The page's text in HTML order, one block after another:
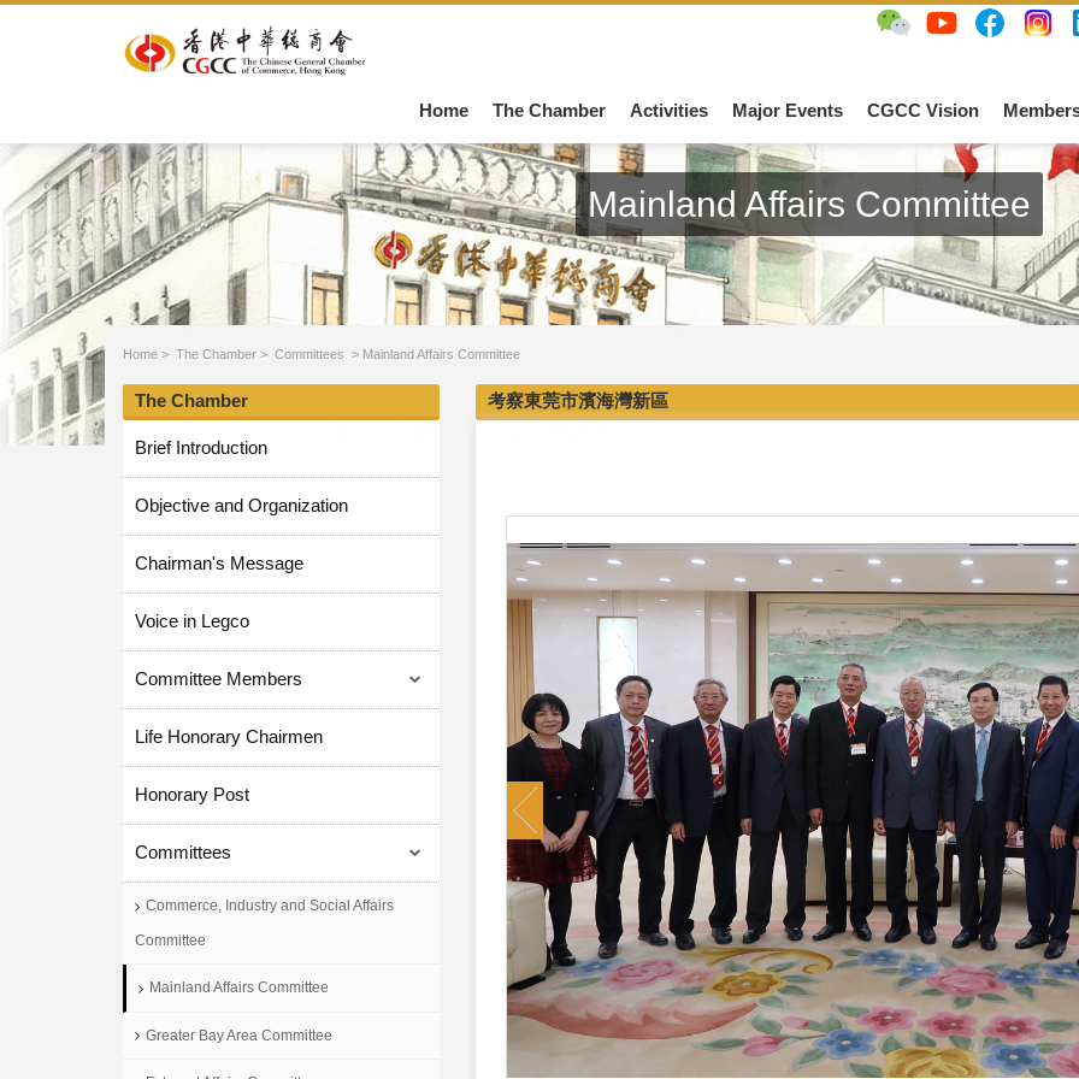
Home The Chamber Activities Major Events CGCC Vision
Mainland Affairs Committee
Home > The Chamber > Committees > Mainland Affairs Committee
The Chamber
Brief Introduction
Objective and Organization
Chairman's Message
Voice in Legco
Committee Members
Life Honorary Chairmen
Honorary Post
Committees
Commerce, Industry and Social Affairs
Committee
Mainland Affairs Committee
Greater Bay Area Committee
考察東莞市濱海灣新區
Previous